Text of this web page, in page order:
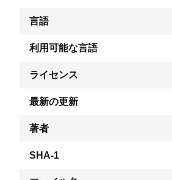
言語
利用可能な言語
ライセンス
最新の更新
著者
SHA-1